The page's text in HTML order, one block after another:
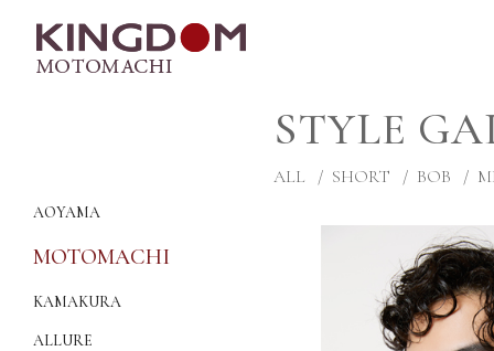
AOYAMA
MOTOMACHI
KAMAKURA
ALLURE
STYLE
ALL SHORT BOB